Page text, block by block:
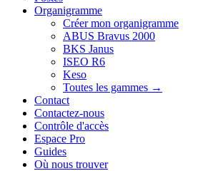
Organigramme
Créer mon organigramme
ABUS Bravus 2000
BKS Janus
ISEO R6
Keso
Toutes les gammes →
Contact
Contactez-nous
Contrôle d'accès
Espace Pro
Guides
Où nous trouver